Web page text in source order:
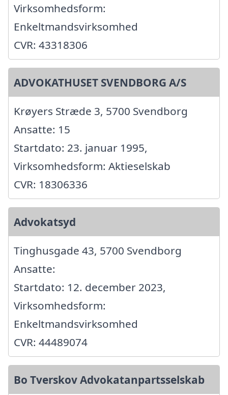
Virksomhedsform:
Enkeltmandsvirksomhed
CVR: 43318306
ADVOKATHUSET SVENDBORG A/S
Krøyers Stræde 3, 5700 Svendborg
Ansatte: 15
Startdato: 23. januar 1995,
Virksomhedsform: Aktieselskab
CVR: 18306336
Advokatsyd
Tinghusgade 43, 5700 Svendborg
Ansatte:
Startdato: 12. december 2023,
Virksomhedsform:
Enkeltmandsvirksomhed
CVR: 44489074
Bo Tverskov Advokatanpartsselskab